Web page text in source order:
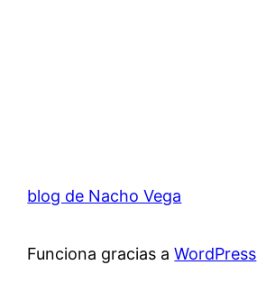
blog de Nacho Vega
Funciona gracias aWordPress